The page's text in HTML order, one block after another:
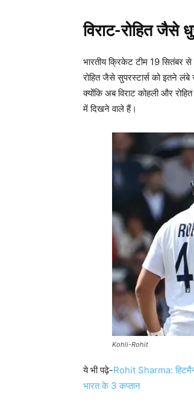
विराट-रोहित जैसे
भारतीय क्रिकेट टीम 19 सितंबर
रोहित जैसे सुपरस्टार्स को इतने
क्योंकि अब विराट कोहली और
में दिखने वाले हैं।
Kohli-Rohit
ये भी पढ़े-Rohit Sharma: हिटमैन
भारत के 3 कप्तान